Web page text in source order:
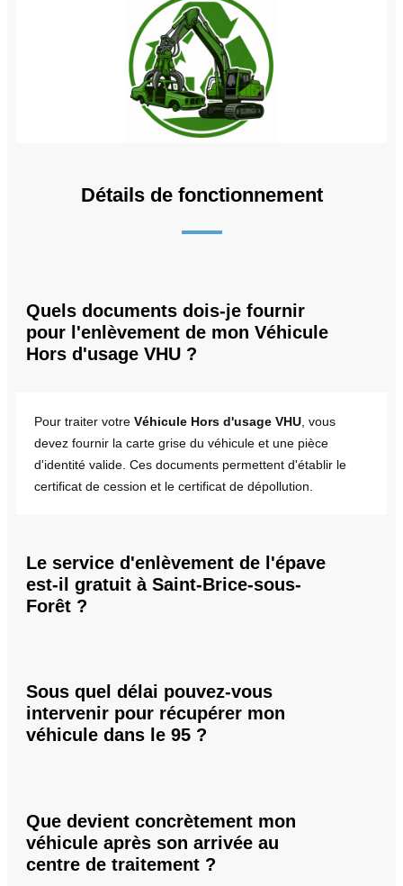
Détails de fonctionnement
Quels documents dois-je fournir
pour l'enlèvement de mon Véhicule
Hors d'usage VHU ?
Pour traiter votre Véhicule Hors d'usage VHU , vous
devez fournir la carte grise du véhicule et une pièce
d'identité valide. Ces documents permettent d'établir le
certificat de cession et le certificat de dépollution.
Le service d'enlèvement de l'épave
est-il gratuit à Saint-Brice-sous-
Forêt ?
Sous quel délai pouvez-vous
intervenir pour récupérer mon
véhicule dans le 95 ?
Que devient concrètement mon
véhicule après son arrivée au
centre de traitement ?